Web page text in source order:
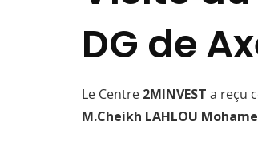
DG de
Le Centre 2MINVEST a reçu
M.Cheikh LAHLOU